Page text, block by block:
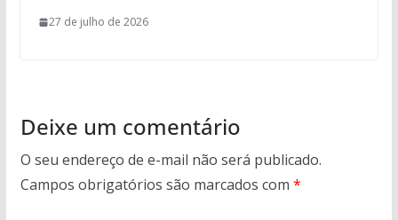
27 de julho de 2026
Deixe um comentário
O seu endereço de e-mail não será publicado.
Campos obrigatórios são marcados com *